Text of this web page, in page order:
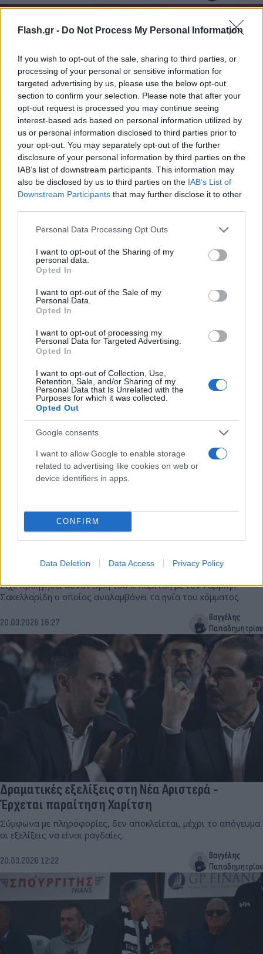
Flash.gr - Do Not Process My Personal Information
If you wish to opt-out of the sale, sharing to third parties, or
processing of your personal or sensitive information for
targeted advertising by us, please use the below opt-out
section to confirm your selection. Please note that after your
opt-out request is processed you may continue seeing
interest-based ads based on personal information utilized by
us or personal information disclosed to third parties prior to
your opt-out. You may separately opt-out of the further
disclosure of your personal information by third parties on the
IAB’s list of downstream participants. This information may
also be disclosed by us to third parties on the IAB’s List of
Downstream Participants that may further disclose it to other
Please note that this website/app uses one or more Google
not limited to your visit or usage behaviour. You may click to
grant or deny consent to Google and its third-party tags to
use your data for below specified purposes in below Google
consent section.
Personal Data Processing Opt Outs
I want to opt-out of the Sharing of my
personal data.
Opted In
I want to opt-out of the Sale of my
Personal Data.
Opted In
I want to opt-out of processing my
Personal Data for Targeted Advertising.
Opted In
I want to opt-out of Collection, Use,
Retention, Sale, and/or Sharing of my
Personal Data that Is Unrelated with the
Purposes for which it was collected.
Opted Out
Google consents
I want to allow Google to enable storage
related to advertising like cookies on web or
device identifiers in apps.
CONFIRM
Data Deletion Data Access Privacy Policy
Τα παράδοξα της οδού Πατησίων
20.03.2026 18:10 ΑΝΙΧΝΕΥΤΗΣ
«Θα πάτε με τον Τσίπρα;» - Διάλογοι «κωφών»
20.03.2026 17:06 ΑΝΙΧΝΕΥΤΗΣ
Αλέξης Χαρίτσης
Είχε προηγηθεί συνάντησή του κ. Χαρίτση με τον Γαβριήλ
Σακελλαρίδη ο οποίος αναλαμβάνει τα ηνία του κόμματος.
20.03.2026 16:27
Βαγγέλης
Παπαδημητρίου
Δραματικές εξελίξεις στη Νέα Αριστερά -
Έρχεται παραίτηση Χαρίτση
Σύμφωνα με πληροφορίες, δεν αποκλείεται, μέχρι το απόγευμα
οι εξελίξεις να είναι ραγδαίες.
20.03.2026 12:22
Βαγγέλης
Παπαδημητρίου